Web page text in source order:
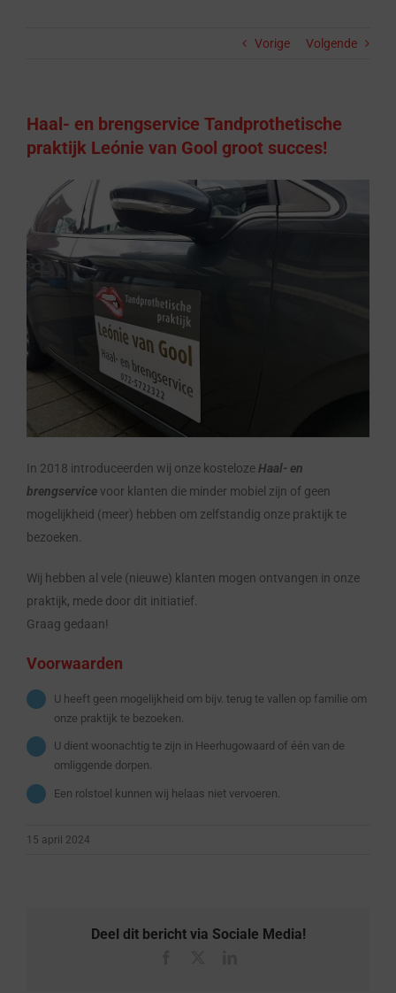
Vorige Volgende
Haal- en brengservice Tandprothetische
praktijk Leónie van Gool groot succes!
In 2018 introduceerden wij onze kostelozeHaal- en
brengservicevoor klanten die minder mobiel zijn of geen
mogelijkheid (meer) hebben om zelfstandig onze praktijk te
bezoeken.
Wij hebben al vele (nieuwe) klanten mogen ontvangen in onze
praktijk, mede door dit initiatief.
Graag gedaan!
Voorwaarden
U heeft geen mogelijkheid om bijv. terug te vallen op familie om
onze praktijk te bezoeken.
U dient woonachtig te zijn in Heerhugowaard of één van de
omliggende dorpen.
Een rolstoel kunnen wij helaas niet vervoeren.
15 april 2024
Deel dit bericht via Sociale Media!